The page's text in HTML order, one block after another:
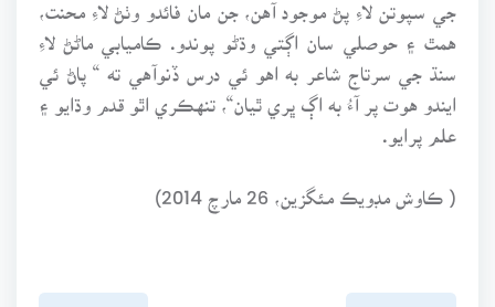
جي سپوتن لاءِ پڻ موجود آهن، جن مان فائدو وٺڻ لاءِ محنت،
همٿ ۽ حوصلي سان اڳتي وڌڻو پوندو. ڪاميابي ماڻڻ لاءِ
سنڌ جي سرتاج شاعر به اهو ئي درس ڏنوآهي ته “ پاڻ ئي
ايندو هوت پر آءُ به اڳ ڀري ٿيان“، تنهڪري اٿو قدم وڌايو ۽
علم پرايو.
( ڪاوش مڊويڪ مئگزين، 26 مارچ 2014)